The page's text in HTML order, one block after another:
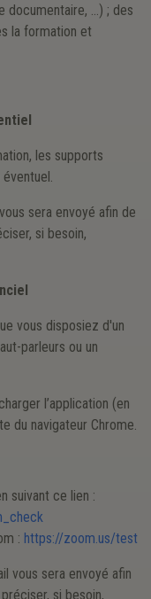
documentaire, …) ; des
la formation et
les supports
sera envoyé afin de
si besoin,
vous disposiez d'un
parleurs ou un
l’application (en
du navigateur Chrome.
suivant ce lien :
: https://zoom.us/test
vous sera envoyé afin
si besoin,